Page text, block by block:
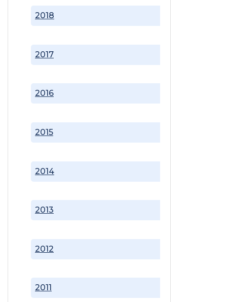
2011
2012
2013
2014
2015
2016
2017
2018